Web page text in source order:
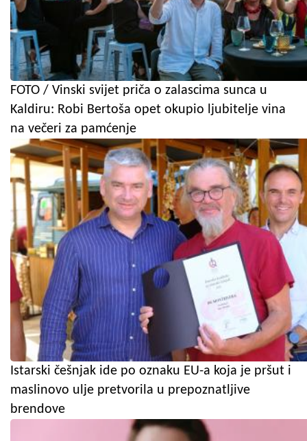
FOTO / Vinski svijet priča o zalascima sunca u
Kaldiru: Robi Bertoša opet okupio ljubitelje vina
na večeri za pamćenje
Istarski češnjak ide po oznaku EU-a koja je pršut i
maslinovo ulje pretvorila u prepoznatljive
brendove